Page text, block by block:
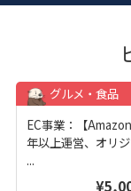
グルメ・食品
EC事業：【
年以上運営、オリ
...